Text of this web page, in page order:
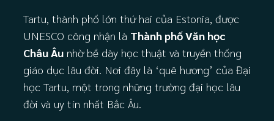
Tartu, thành phố lớn thứ hai của Estonia, được
UNESCO công nhận là Thành phố Văn học
Châu Âu nhờ bề dày học thuật và truyền thống
giáo dục lâu đời. Nơi đây là ‘quê hương’ của Đại
học Tartu, một trong những trường đại học lâu
đời và uy tín nhất Bắc Âu.